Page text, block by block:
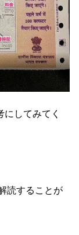
してみてく
読することが